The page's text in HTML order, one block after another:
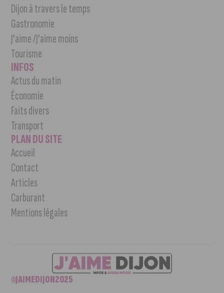
Dijon à travers le temps
Gastronomie
J’aime /J’aime moins
Tourisme
INFOS
Actus du matin
Économie
Faits divers
Transport
PLAN DU SITE
Accueil
Contact
Articles
Carburant
Mentions légales
©JAIMEDIJON2025